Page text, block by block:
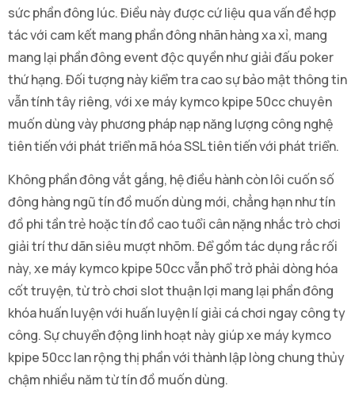
sức phần đông lúc. Điều này được cứ liệu qua vấn đề hợp
tác với cam kết mang phần đông nhãn hàng xa xỉ, mang
mang lại phần đông event độc quyền như giải đấu poker
thứ hạng. Đối tượng này kiểm tra cao sự bảo mật thông tin
vẫn tính tây riêng, với xe máy kymco kpipe 50cc chuyên
muốn dùng vày phương pháp nạp năng lượng công nghệ
tiên tiến với phát triển mã hóa SSL tiên tiến với phát triển.
Không phần đông vắt gắng, hệ điều hành còn lôi cuốn số
đông hàng ngũ tín đồ muốn dùng mới, chẳng hạn như tín
đồ phi tần trẻ hoặc tín đồ cao tuổi cân nặng nhắc trò chơi
giải trí thư dãn siêu mượt nhõm. Để gồm tác dụng rắc rối
này, xe máy kymco kpipe 50cc vẫn phổ trở phải dòng hóa
cốt truyện, từ trò chơi slot thuận lợi mang lại phần đông
khóa huấn luyện với huấn luyện lí giải cá chơi ngay công ty
công. Sự chuyển động linh hoạt này giúp xe máy kymco
kpipe 50cc lan rộng thị phần với thành lập lòng chung thủy
chậm nhiều năm từ tín đồ muốn dùng.